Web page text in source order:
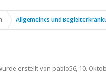
Allgemeines und
erstellt von pablo56, 10.